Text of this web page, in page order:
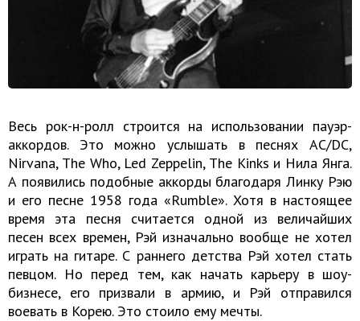
Весь рок-н-ролл строится на использовании пауэр-
аккордов. Это можно услышать в песнях AC/DC,
Nirvana, The Who, Led Zeppelin, The Kinks и Нила Янга.
А появились подобные аккорды благодаря Линку Рэю
и его песне 1958 года «Rumble». Хотя в настоящее
время эта песня считается одной из величайших
песен всех времен, Рэй изначально вообще не хотел
играть на гитаре. С раннего детства Рэй хотел стать
певцом. Но перед тем, как начать карьеру в шоу-
бизнесе, его призвали в армию, и Рэй отправился
воевать в Корею. Это стоило ему мечты.